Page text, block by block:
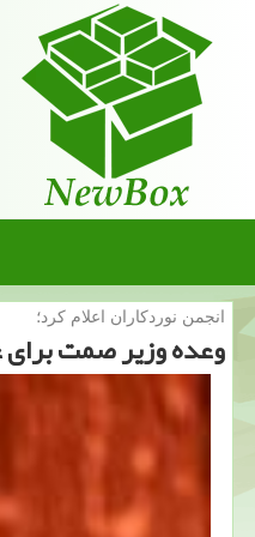
انجمن نوردكاران اعلام كرد؛
وعده وزیر صمت